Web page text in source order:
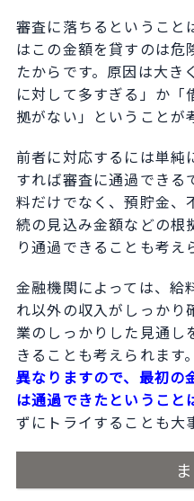
審査に落ちるということ
はこの金額を貸すのは危
たからです。原因は大き
に対して多すぎる」か「
拠がない」ということが
前者に対応するには単純
すれば審査に通過できる
料だけでなく、預貯金、
続の見込み金額などの根
り通過できることも考え
金融機関によっては、給
れ以外の収入がしっかり
業のしっかりした見通し
きることも考えられます
異なりますので、最初の
は通過できたということ
ずにトライすることも大